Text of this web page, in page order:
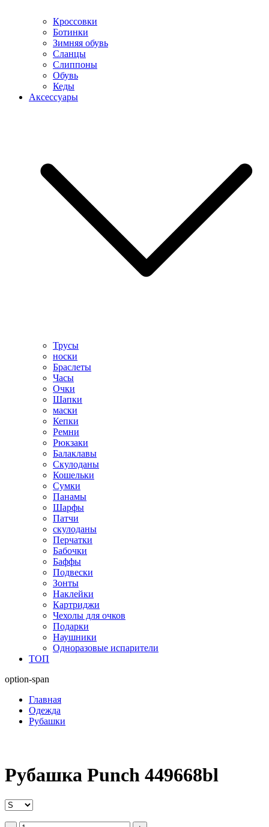
Кроссовки
Ботинки
Зимняя обувь
Сланцы
Слиппоны
Обувь
Кеды
Аксессуары
Трусы
носки
Браслеты
Часы
Очки
Шапки
маски
Кепки
Ремни
Рюкзаки
Балаклавы
Скулоданы
Кошельки
Сумки
Панамы
Шарфы
Патчи
скулоданы
Перчатки
Бабочки
Баффы
Подвески
Зонты
Наклейки
Картриджи
Чехолы для очков
Подарки
Наушники
Одноразовые испарители
ТОП
option-span
Главная
Одежда
Рубашки
Рубашка Punch 449668bl